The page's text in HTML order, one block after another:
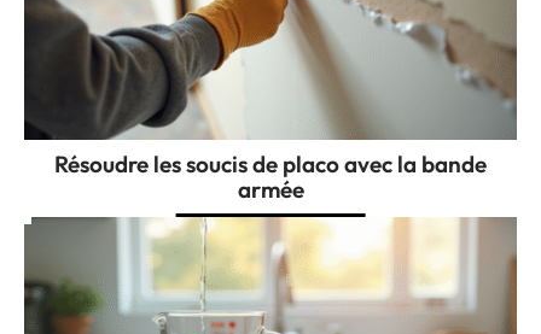
Résoudre les soucis de placo avec la bande
armée